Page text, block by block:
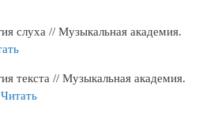
слуха // Музыкальная академия.
текста // Музыкальная академия.
Читать